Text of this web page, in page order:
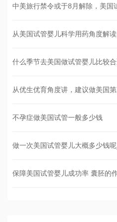
中美旅行禁令或于8月解除，美国
从美国试管婴儿科学用药角度解
什么季节去美国做试管婴儿比较合
从优生优育角度讲，建议做美国
不孕症做美国试管一般多少钱
做一次美国试管婴儿大概多少钱
保障美国试管婴儿成功率 囊胚的